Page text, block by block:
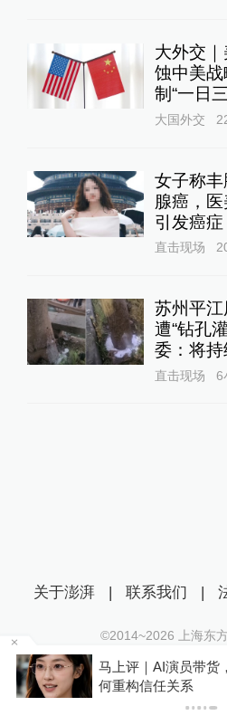
大外交｜
蚀中美
制“一日
大国外交
女子称
腺癌，
引发癌
直击现场
苏州平
遭“钻孔
委：将
直击现场 6
马上评｜AI演员带货
何重构信任关系
关于澎湃 | 联系我们 |
©2014~2026 上海东
沪ICP证：沪B2-20170116 |
互联网新闻信息服务许可
沪公网安备